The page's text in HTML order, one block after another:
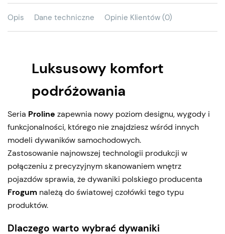
Opis Dane techniczne Opinie Klientów (0)
Luksusowy komfort
podróżowania
Seria Proline zapewnia nowy poziom designu, wygody i
funkcjonalności, którego nie znajdziesz wśród innych
modeli dywaników samochodowych.
Zastosowanie najnowszej technologii produkcji w
połączeniu z precyzyjnym skanowaniem wnętrz
pojazdów sprawia, że dywaniki polskiego producenta
Frogum należą do światowej czołówki tego typu
produktów.
Dlaczego warto wybrać dywaniki